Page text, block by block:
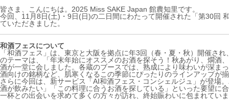
皆さま、こんにちは。2025 Miss SAKE Japan 館農知里です。
今回、11月8日(土)・9日(日)の二日間にわたって開催された「第30回
ていただきました。
和酒フェスについて
「和酒フェス」は、東京と大阪を拠点に年3回（春・夏・秋）開催さ
のテーマは、「年末年始にオススメのお酒を探そう！秋あがり、燗酒
酒が一堂に会しました。各蔵のブースでは、熟成により味わいが深ま
酒向けの銘柄など、肌寒くなるこの季節にぴったりのラインアップが
さらに今回は、新サービス「AI和酒フェス・コンシェルジュ」が登場
酒が飲みたい」「この料理に合うお酒を探している」といった要望に
一杯との出会いを求めて多くの方々が訪れ、終始賑わいに包まれてい